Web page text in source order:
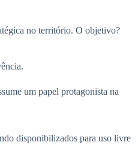
no território. O objetivo?
um papel protagonista na
disponibilizados para uso livre